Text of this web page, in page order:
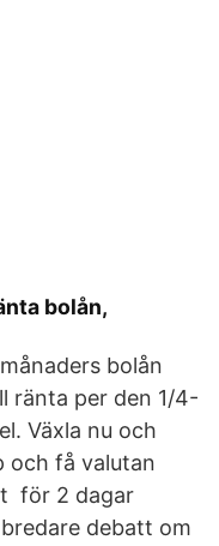
bolån,
bolån
ränta per den 1/4-
Växla nu och
och få valutan
för 2 dagar
debatt om